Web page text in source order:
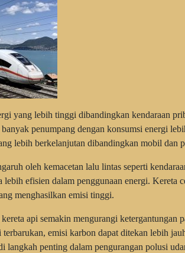
yang lebih tinggi dibandingkan kendaraan
penumpang dengan konsumsi energi
lebih berkelanjutan dibandingkan mobil dan
oleh kemacetan lalu lintas seperti
efisien dalam penggunaan energi. Kereta
menghasilkan emisi tinggi.
api semakin mengurangi ketergantungan
emisi karbon dapat ditekan lebih
langkah penting dalam pengurangan polusi